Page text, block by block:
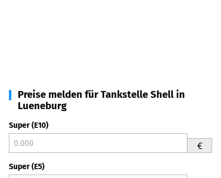
Preise melden für Tankstelle Shell in
Lueneburg
Super (E10)
€
Super (E5)